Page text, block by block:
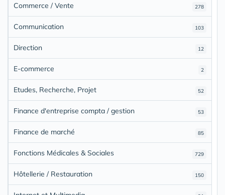
278
Commerce / Vente
103
Communication
12
Direction
2
E-commerce
52
Etudes, Recherche, Projet
53
Finance d'entreprise compta / gestion
85
Finance de marché
729
Fonctions Médicales & Sociales
150
Hôtellerie / Restauration